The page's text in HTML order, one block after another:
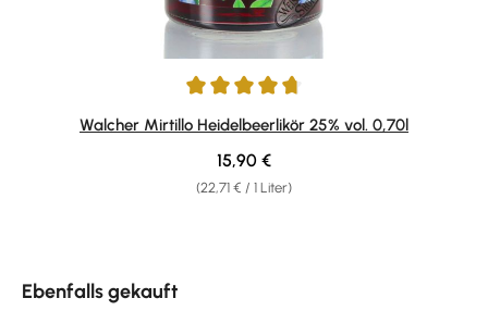
Durchschnittliche Bewertung von 4.73 von 5 Sternen
Walcher Mirtillo Heidelbeerlikör 25% vol. 0,70l
(22,71 € / 1 Liter)
Regulärer Preis:
15,90 €
Ebenfalls gekauft